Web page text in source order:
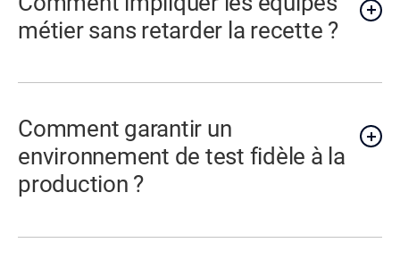
métier sans retarder la recette ?
Comment garantir un
environnement de test fidèle à la
production ?